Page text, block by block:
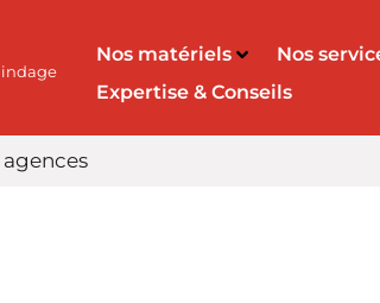
Nos matériels Nos
Expertise & Conseils
agences